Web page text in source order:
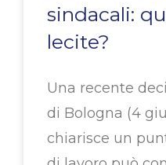
sindacali:
lecite?
Una recente
di Bologna (4
chiarisce un